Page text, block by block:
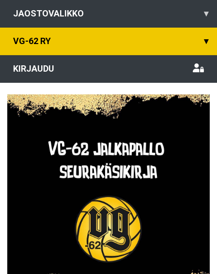
JAOSTOVALIKKO ▾
VG-62 RY ▾
KIRJAUDU